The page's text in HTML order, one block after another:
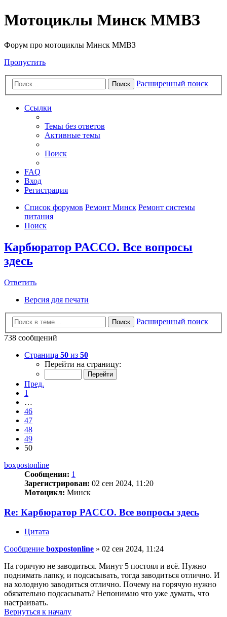
Мотоциклы Минск ММВЗ
Форум про мотоциклы Минск ММВЗ
Пропустить
Поиск Расширенный поиск
Ссылки
Темы без ответов
Активные темы
Поиск
FAQ
Вход
Регистрация
Список форумов Ремонт Минск Ремонт системы
питания
Поиск
Карбюратор PACCO. Все вопросы
здесь
Ответить
Версия для печати
Поиск
Расширенный поиск
738 сообщений
Страница 50 из 50
Перейти на страницу:
Пред.
1
…
46
47
48
49
50
boxpostonline
Сообщения: 1
Зарегистрирован: 02 сен 2024, 11:20
Мотоцикл: Минск
Re: Карбюратор PACCO. Все вопросы здесь
Цитата
Сообщение boxpostonline » 02 сен 2024, 11:24
На горячую не заводиться. Минут 5 постоял и всё. Нужно
поднимать лапку, и подсасывать, тогда заводиться отлично. И
на холодную заводиться отлично. Почему на горячую нужно
обязательно подсасывать? Непонимаю что уже думать, что
настраивать.
Вернуться к началу